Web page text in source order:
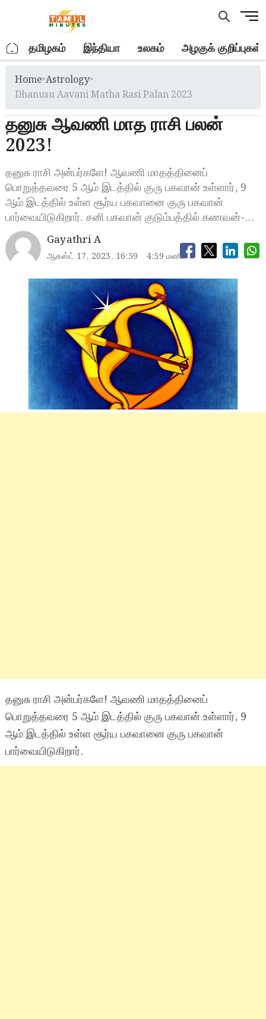
M
u
o
. தமிழகம் இந்தியா உலகம் அழகுக் குறிப்புகள்
Home»Astrology»
Dhanusu Aavani Matha Rasi Palan 2023
தனுசு ஆவணி மாத ராசி பலன்
2023!
தனுசு ராசி அன்பர்களே! ஆவணி மாதத்தினைப்
பொறுத்தவரை 5 ஆம் இடத்தில் குரு பகவான் உள்ளார், 9
ஆம் இடத்தில் உள்ள சூர்ய பகவானை குரு பகவான்
பார்வையிடுகிறார். சனி பகவான் குடும்பத்தில் கணவன்-…
Gayathri A
ஆகஸ்ட் 17, 2023, 16:59 4:59 மணி
தனுசு ராசி அன்பர்களே! ஆவணி மாதத்தினைப்
பொறுத்தவரை 5 ஆம் இடத்தில் குரு பகவான் உள்ளார், 9
ஆம் இடத்தில் உள்ள சூர்ய பகவானை குரு பகவான்
பார்வையிடுகிறார்.